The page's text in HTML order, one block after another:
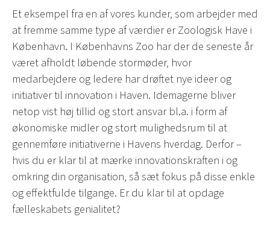
Et eksempel fra en af vores kunder, som arbejder med
at fremme samme type af værdier er Zoologisk Have i
København. I Københavns Zoo har der de seneste år
været afholdt løbende stormøder, hvor
medarbejdere og ledere har drøftet nye ideer og
initiativer til innovation i Haven. Idemagerne bliver
netop vist høj tillid og stort ansvar bl.a. i form af
økonomiske midler og stort mulighedsrum til at
gennemføre initiativerne i Havens hverdag. Derfor –
hvis du er klar til at mærke innovationskraften i og
omkring din organisation, så sæt fokus på disse enkle
og effektfulde tilgange. Er du klar til at opdage
fælleskabets genialitet?